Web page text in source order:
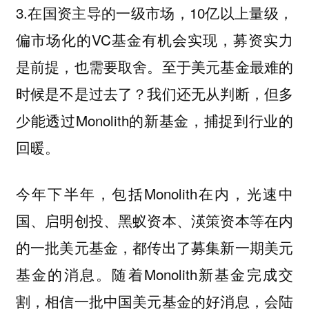
3.在国资主导的一级市场，10亿以上量级，
偏市场化的VC基金有机会实现，募资实力
是前提，也需要取舍。至于美元基金最难的
时候是不是过去了？我们还无从判断，但多
少能透过Monolith的新基金，捕捉到行业的
回暖。
今年下半年，包括Monolith在内，光速中
国、启明创投、黑蚁资本、渶策资本等在内
的一批美元基金，都传出了募集新一期美元
基金的消息。随着Monolith新基金完成交
割，相信一批中国美元基金的好消息，会陆